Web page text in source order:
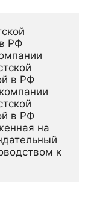
РФ
в РФ
в РФ
на
к